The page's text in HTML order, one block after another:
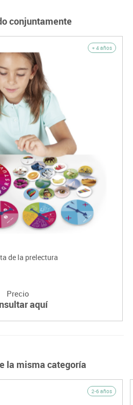
conjuntamente
+ 4 años
de la prelectura
Precio
aquí
la misma categoría
2-6 años